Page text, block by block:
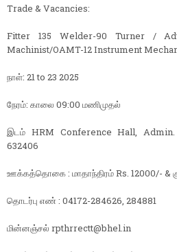
Trade & Vacancies:
Fitter 135 Welder-90 Turner /
Machinist/OAMT-12 Instrument
நாள்: 21 to 23 2025
நேரம்: காலை 09:00 மணிமுதல்
இடம் HRM Conference Hall,
632406
ஊக்கத்தொகை : மாதாந்திரம் Rs. 12000/- &
தொடர்பு எண் : 04172-284626, 284881
மின்னஞ்சல் rpthrrectt@bhel.in